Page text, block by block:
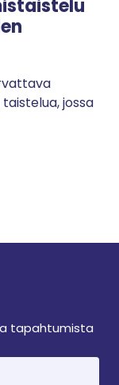
jossa
tapahtumista